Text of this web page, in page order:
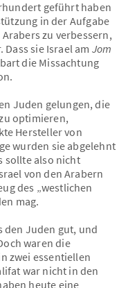
geführt haben
in der Aufgabe
zu verbessern,
sie Israel am Jom
die Missachtung
Juden gelungen, die
optimieren,
Hersteller von
wurden sie abgelehnt
sollte also nicht
von den Arabern
des „westlichen
mag.
den Juden gut, und
waren die
zwei essentiellen
war nicht in den
heute eine